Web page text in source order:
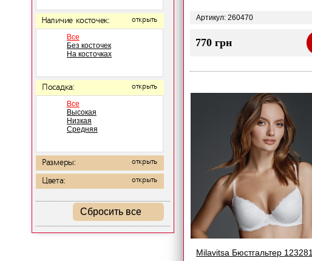
Наличие косточек: открыть
Все
Без косточек
На косточках
Посадка: открыть
Все
Высокая
Низкая
Средняя
Размеры: открыть
Цвета: открыть
Сбросить все
Артикул: 260470
770 грн
Milavitsa Бюстгальтер 123281